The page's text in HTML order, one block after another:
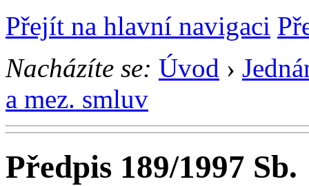
Přejít na hlavní navigaci
Nacházíte se: Úvod ›
a mez. smluv
Předpis 189/1997 Sb.